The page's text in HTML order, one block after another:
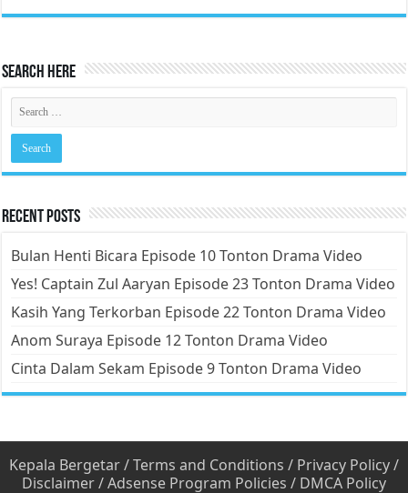
Search Here
Recent Posts
Bulan Henti Bicara Episode 10 Tonton Drama Video
Yes! Captain Zul Aaryan Episode 23 Tonton Drama Video
Kasih Yang Terkorban Episode 22 Tonton Drama Video
Anom Suraya Episode 12 Tonton Drama Video
Cinta Dalam Sekam Episode 9 Tonton Drama Video
Kepala Bergetar/Terms and Conditions / Privacy Policy/
Disclaimer/Adsense Program Policies / DMCA Policy